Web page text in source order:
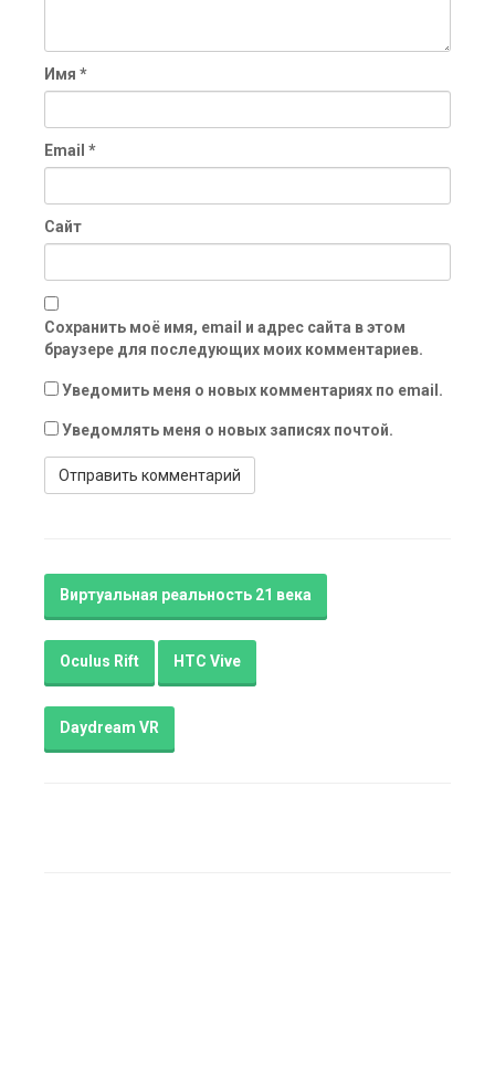
Имя *
Email *
Сайт
Сохранить моё имя, email и адрес сайта в этом
браузере для последующих моих комментариев.
Уведомить меня о новых комментариях по email.
Уведомлять меня о новых записях почтой.
Виртуальная реальность 21 века
Oculus Rift HTC Vive
Daydream VR